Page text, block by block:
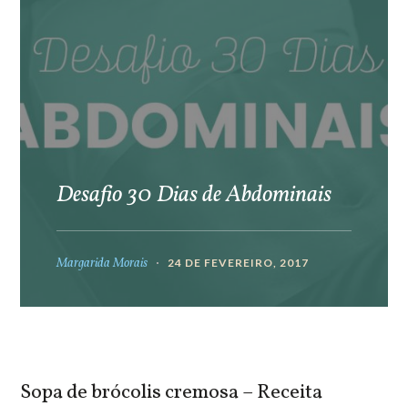
Desafio 30 Dias de Abdominais
Margarida Morais 24 DE FEVEREIRO, 2017
Sopa de brócolis cremosa – Receita